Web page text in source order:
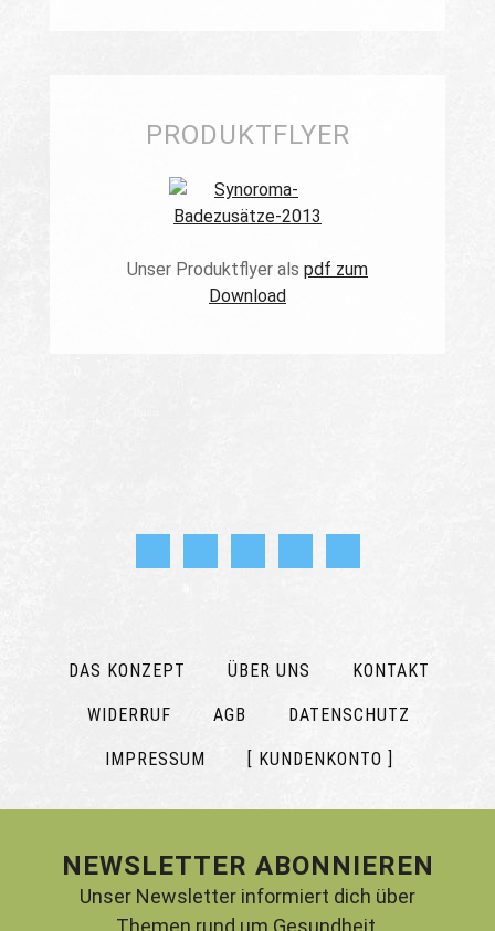
PRODUKTFLYER
Unser Produktflyer als pdf zum
Download
DAS KONZEPT ÜBER UNS KONTAKT
WIDERRUF AGB DATENSCHUTZ
IMPRESSUM [ KUNDENKONTO ]
NEWSLETTER ABONNIEREN
Unser Newsletter informiert dich über
Themen rund um Gesundheit,